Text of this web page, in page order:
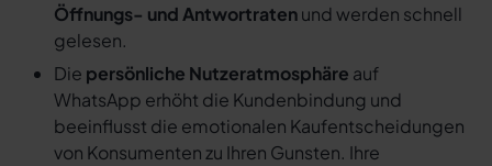
Öffnungs- und Antwortratenund werden schnell
gelesen.
Die persönliche Nutzeratmosphäre auf
WhatsApp erhöht die Kundenbindung und
beeinflusst die emotionalen Kaufentscheidungen
von Konsumenten zu Ihren Gunsten. Ihre